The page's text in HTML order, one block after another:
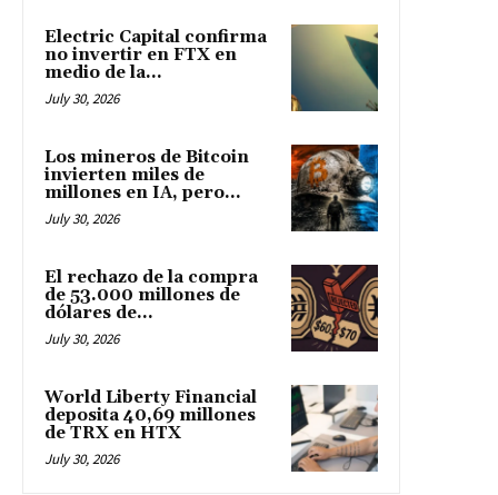
Electric Capital confirma
no invertir en FTX en
medio de la...
July 30, 2026
Los mineros de Bitcoin
invierten miles de
millones en IA, pero...
July 30, 2026
El rechazo de la compra
de 53.000 millones de
dólares de...
July 30, 2026
World Liberty Financial
deposita 40,69 millones
de TRX en HTX
July 30, 2026